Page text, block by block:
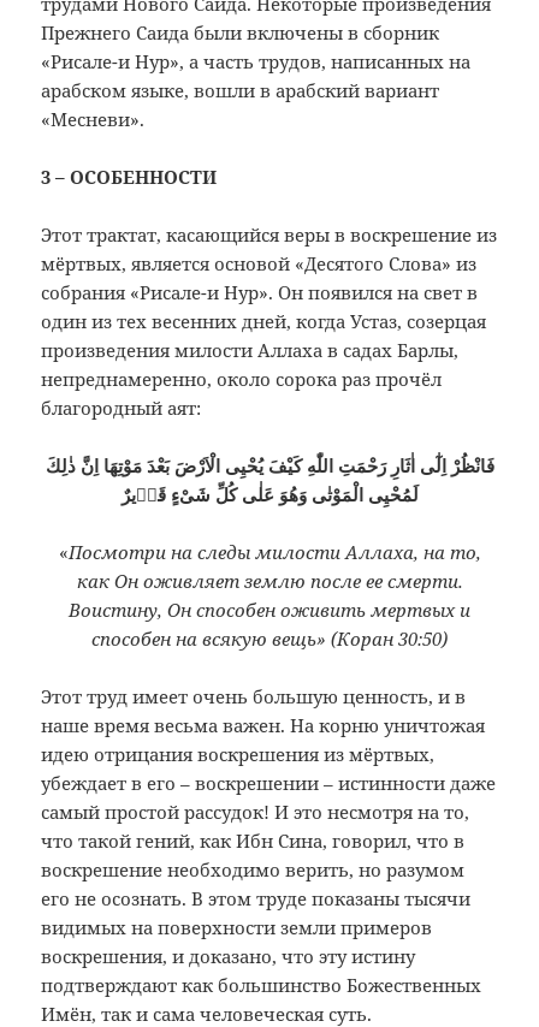
Прежнего Саида были включены в сборник
«Рисале-и Нур», а часть трудов, написанных на
арабском языке, вошли в арабский вариант
«Месневи».
3 – ОСОБЕННОСТИ
Этот трактат, касающийся веры в воскрешение из
мёртвых, является основой «Десятого Слова» из
собрания «Рисале-и Нур». Он появился на свет в
один из тех весенних дней, когда Устаз, созерцая
произведения милости Аллаха в садах Барлы,
непреднамеренно, около сорока раз прочёл
благородный аят:
فَانْظُرْ اِلٰٓى اٰثَارِ رَحْمَتِ اللّٰهِ كَيْفَ يُحْيِى الْاَرْضَ بَعْدَ مَوْتِهَا اِنَّ ذٰلِكَ
لَمُحْيِى الْمَوْتٰى وَهُوَ عَلٰى كُلِّ شَىْءٍ قَدٖيرٌ
«Посмотри на следы милости Аллаха, на то,
как Он оживляет землю после ее смерти.
Воистину, Он способен оживить мертвых и
способен на всякую вещь» (Коран 30:50)
Этот труд имеет очень большую ценность, и в
наше время весьма важен. На корню уничтожая
идею отрицания воскрешения из мёртвых,
убеждает в его – воскрешении – истинности даже
самый простой рассудок! И это несмотря на то,
что такой гений, как Ибн Сина, говорил, что в
воскрешение необходимо верить, но разумом
его не осознать. В этом труде показаны тысячи
видимых на поверхности земли примеров
воскрешения, и доказано, что эту истину
подтверждают как большинство Божественных
Имён, так и сама человеческая суть.